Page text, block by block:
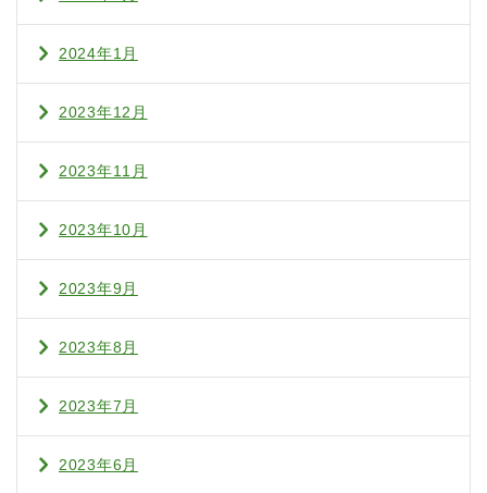
2024年1月
2023年12月
2023年11月
2023年10月
2023年9月
2023年8月
2023年7月
2023年6月